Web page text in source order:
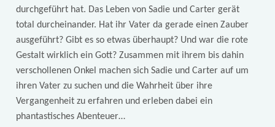
durchgeführt hat. Das Leben von Sadie und Carter gerät
total durcheinander. Hat ihr Vater da gerade einen Zauber
ausgeführt? Gibt es so etwas überhaupt? Und war die rote
Gestalt wirklich ein Gott? Zusammen mit ihrem bis dahin
verschollenen Onkel machen sich Sadie und Carter auf um
ihren Vater zu suchen und die Wahrheit über ihre
Vergangenheit zu erfahren und erleben dabei ein
phantastisches Abenteuer…